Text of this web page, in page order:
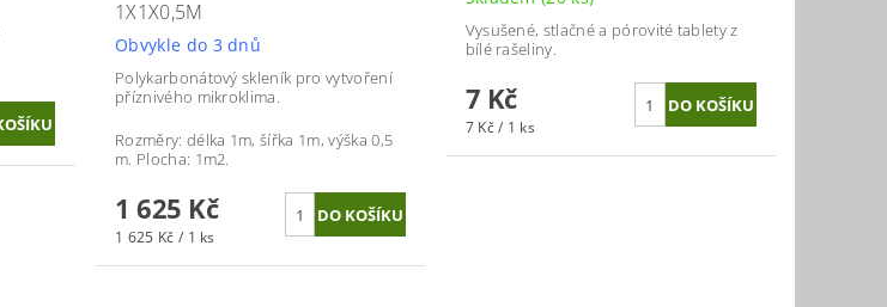
1X1X0,5M
Obvykle do 3 dnů
Polykarbonátový skleník pro vytvoření
příznivého mikroklima.
Rozměry: délka 1m, šířka 1m, výška 0,5
m. Plocha: 1m2.
1 625 Kč
1 625 Kč / 1 ks
Vysušené, stlačné a pórovité tablety z
bílé rašeliny.
7 Kč
7 Kč / 1 ks